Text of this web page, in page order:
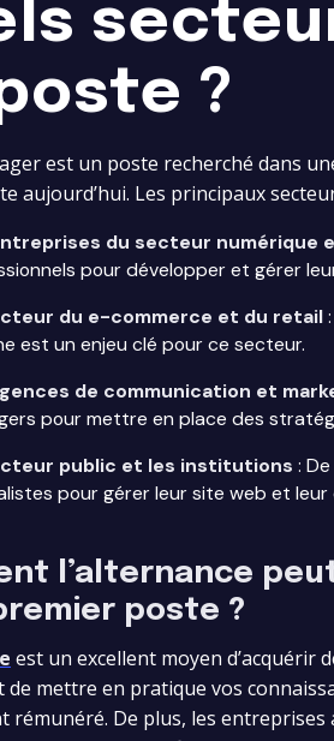
?
est un poste recherché dans
aujourd’hui. Les principaux
du secteur numérique
pour développer et gérer
du e-commerce et du retail
est un enjeu clé pour ce secteur.
de communication et
pour mettre en place des
public et les institutions :
pour gérer leur site web et
l’alternance
poste ?
est un excellent moyen d’acquérir
de mettre en pratique vos
rémunéré. De plus, les